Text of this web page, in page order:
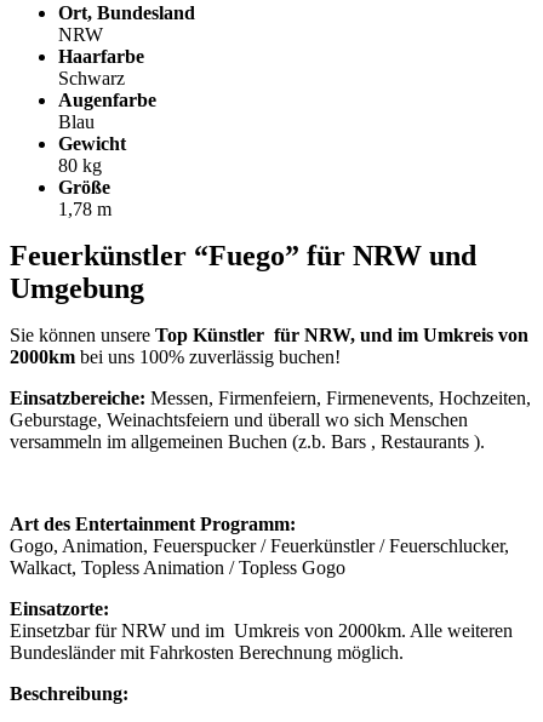
Ort, Bundesland
NRW
Haarfarbe
Schwarz
Augenfarbe
Blau
Gewicht
80 kg
Größe
1,78 m
Feuerkünstler “Fuego” für NRW und
Umgebung
Sie können unsere Top Künstler für NRW, und im Umkreis von
2000km bei uns 100% zuverlässig buchen!
Einsatzbereiche: Messen, Firmenfeiern, Firmenevents, Hochzeiten,
Geburstage, Weinachtsfeiern und überall wo sich Menschen
versammeln im allgemeinen Buchen (z.b. Bars , Restaurants ).
Art des Entertainment Programm:
Gogo, Animation, Feuerspucker / Feuerkünstler / Feuerschlucker,
Walkact, Topless Animation / Topless Gogo
Einsatzorte:
Einsetzbar für NRW und im Umkreis von 2000km. Alle weiteren
Bundesländer mit Fahrkosten Berechnung möglich.
Beschreibung: